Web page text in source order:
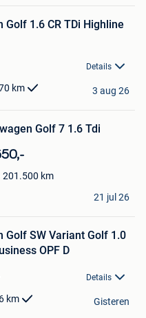
Golf 1.6 CR TDi Highline
Details
km 3 aug 26
Golf 7 1.6 Tdi
201.500 km
21 jul 26
Golf SW Variant Golf 1.0
OPF D
Details
km Gisteren